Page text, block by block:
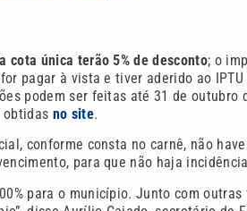
cota única terão 5% de desconto; o
pagar à vista e tiver aderido ao
podem ser feitas até 31 de outubro
obtidas no site.
conforme consta no carnê, não
para que não haja
para o município. Junto com